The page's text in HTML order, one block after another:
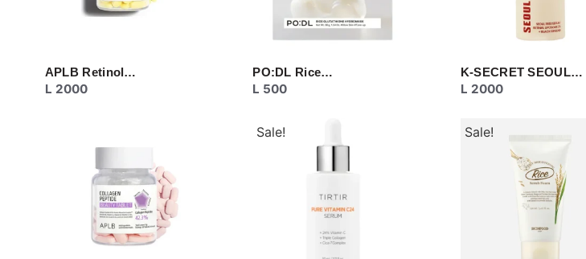
APLB Retinol…
L 2000
PO:DL Rice…
L 500
K-SECRET SEOUL…
L 2000
Sale! Sale!